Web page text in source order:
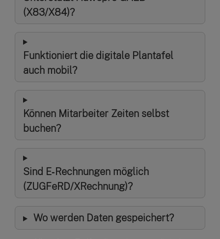
(X83/X84)?
Funktioniert die digitale Plantafel
auch mobil?
Können Mitarbeiter Zeiten selbst
buchen?
Sind E‑Rechnungen möglich
(ZUGFeRD/XRechnung)?
Wo werden Daten gespeichert?